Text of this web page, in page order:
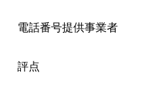
電話番号提供事業者
評点